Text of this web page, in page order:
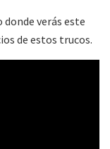
verás este
de estos trucos.